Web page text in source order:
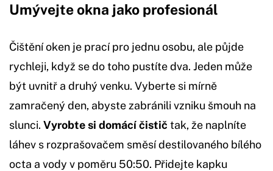
Umývejte okna jako profesionál
Čištění oken je prací pro jednu osobu, ale půjde
rychleji, když se do toho pustíte dva. Jeden může
být uvnitř a druhý venku. Vyberte si mírně
zamračený den, abyste zabránili vzniku šmouh na
slunci. Vyrobte si domácí čistič tak, že naplníte
láhev s rozprašovačem směsí destilovaného bílého
octa a vody v poměru 50:50. Přidejte kapku